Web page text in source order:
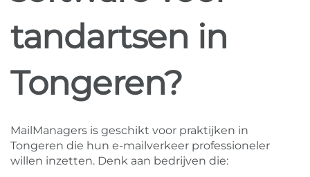
tandartsen in
Tongeren?
MailManagers is geschikt voor praktijken in
Tongeren die hun e-mailverkeer professioneler
willen inzetten. Denk aan bedrijven die: